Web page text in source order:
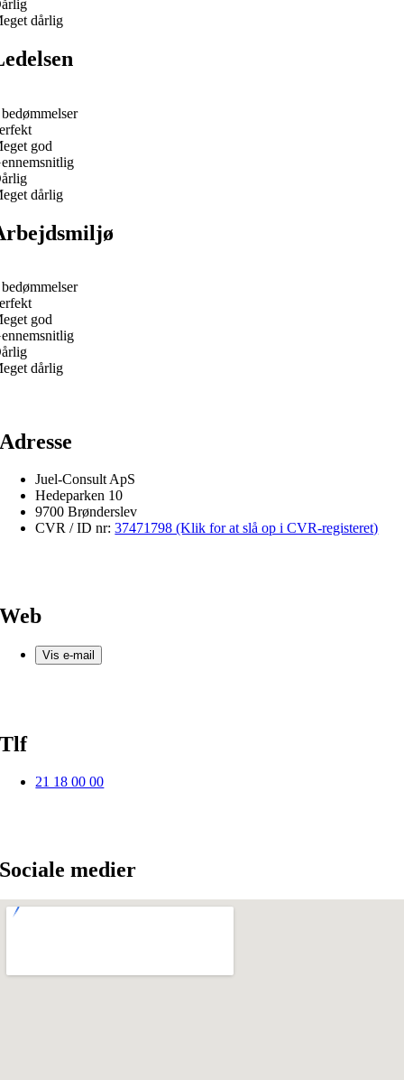
dårlig
god
dårlig
god
dårlig
Adresse
Juel-Consult ApS
Hedeparken 10
9700 Brønderslev
CVR / ID nr:37471798 (Klik for at slå op i CVR-registeret)
Web
Vis e-mail
Tlf
21 18 00 00
Sociale medier